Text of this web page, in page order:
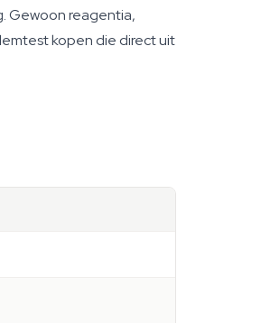
Gewoon reagentia,
kopen die direct uit